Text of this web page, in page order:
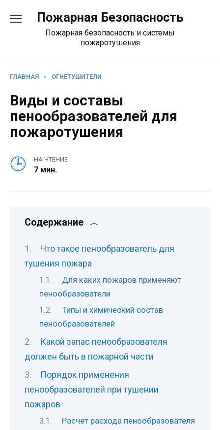
содержанию
Пожарная Безопасность
Пожарная безопасность и системы
пожаротушения
ГЛАВНАЯ » ОГНЕТУШИТЕЛИ
Виды и составы
пенообразователей для
пожаротушения
НА ЧТЕНИЕ
7 мин.
Содержание
Что такое пенообразователь для
тушения пожара
Для каких пожаров применяют
пенообразователи
Типы и химический состав
пенообразователей
Какой запас пенообразователя
должен быть в пожарной части
Порядок применения
пенообразователей при тушении
пожаров
Расчет расхода пенообразователя